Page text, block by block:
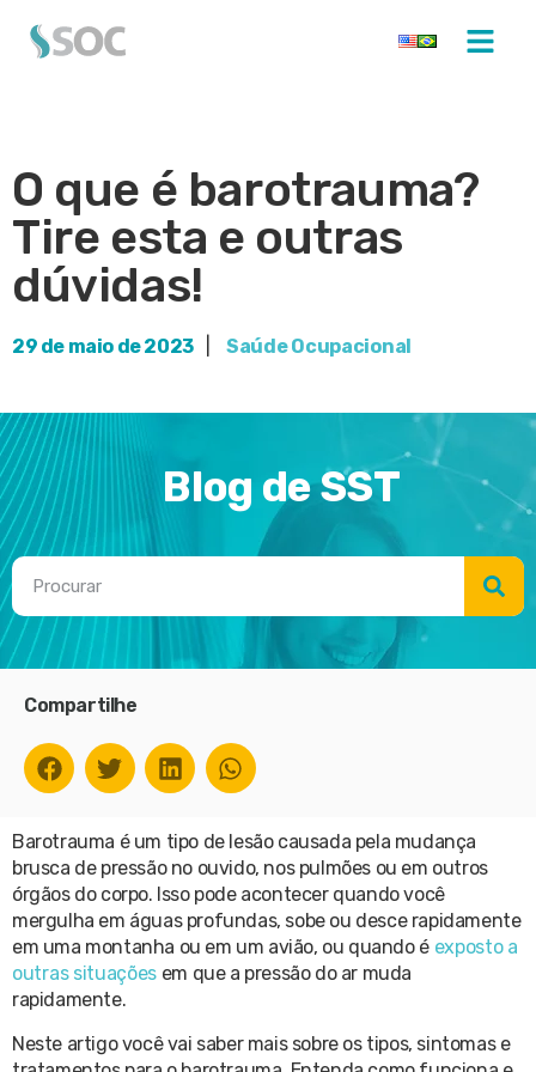
O que é barotrauma?
Tire esta e outras
dúvidas!
29 de maio de 2023 Saúde Ocupacional
Blog de SST
Compartilhe
Barotrauma é um tipo de lesão causada pela mudança
brusca de pressão no ouvido, nos pulmões ou em outros
órgãos do corpo. Isso pode acontecer quando você
mergulha em águas profundas, sobe ou desce rapidamente
em uma montanha ou em um avião, ou quando éexposto a
outras situações em que a pressão do ar muda
rapidamente.
Neste artigo você vai saber mais sobre os tipos, sintomas e